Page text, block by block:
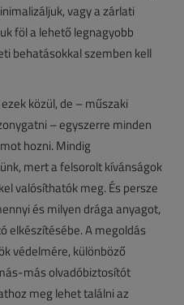
vagy a zárlati
föl a lehető legnagyobb
behatásokkal szemben kell
közül, de – műszaki
– egyszerre minden
hozni. Mindig
mert a felsorolt kívánságok
valósíthatók meg. És persze
és milyen drága anyagot,
elkészítésébe. A megoldás
védelmére, különböző
más olvadóbiztosítót
meg lehet találni az